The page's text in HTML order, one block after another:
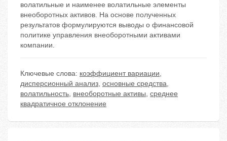
волатильные и наименее волатильные элементы
внеоборотных активов. На основе полученных
результатов формулируются выводы о финансовой
политике управления внеоборотными активами
компании.
Ключевые слова: коэффициент вариации,
дисперсионный анализ, основные средства,
волатильность, внеоборотные активы, среднее
квадратичное отклонение